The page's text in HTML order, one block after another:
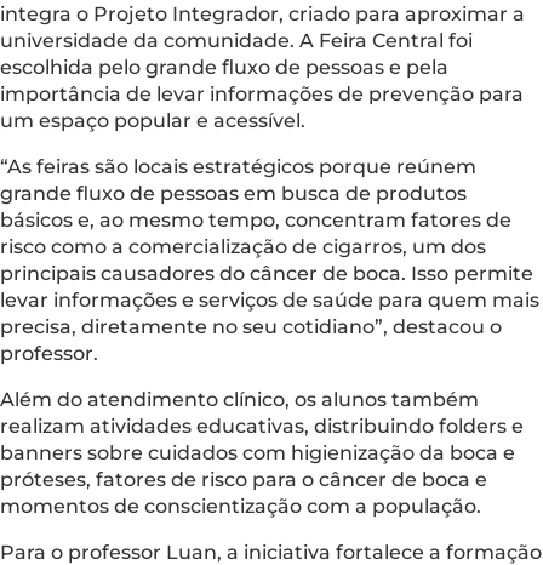
integra o Projeto Integrador, criado para aproximar a
universidade da comunidade. A Feira Central foi
escolhida pelo grande fluxo de pessoas e pela
importância de levar informações de prevenção para
um espaço popular e acessível.
“As feiras são locais estratégicos porque reúnem
grande fluxo de pessoas em busca de produtos
básicos e, ao mesmo tempo, concentram fatores de
risco como a comercialização de cigarros, um dos
principais causadores do câncer de boca. Isso permite
levar informações e serviços de saúde para quem mais
precisa, diretamente no seu cotidiano”, destacou o
professor.
Além do atendimento clínico, os alunos também
realizam atividades educativas, distribuindo folders e
banners sobre cuidados com higienização da boca e
próteses, fatores de risco para o câncer de boca e
momentos de conscientização com a população.
Para o professor Luan, a iniciativa fortalece a formação